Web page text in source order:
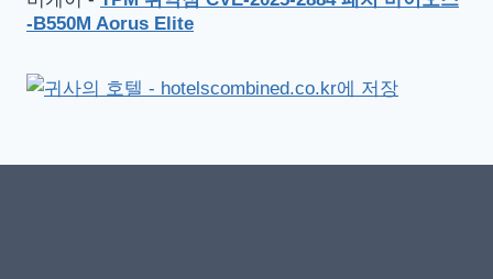
-B550M Aorus Elite